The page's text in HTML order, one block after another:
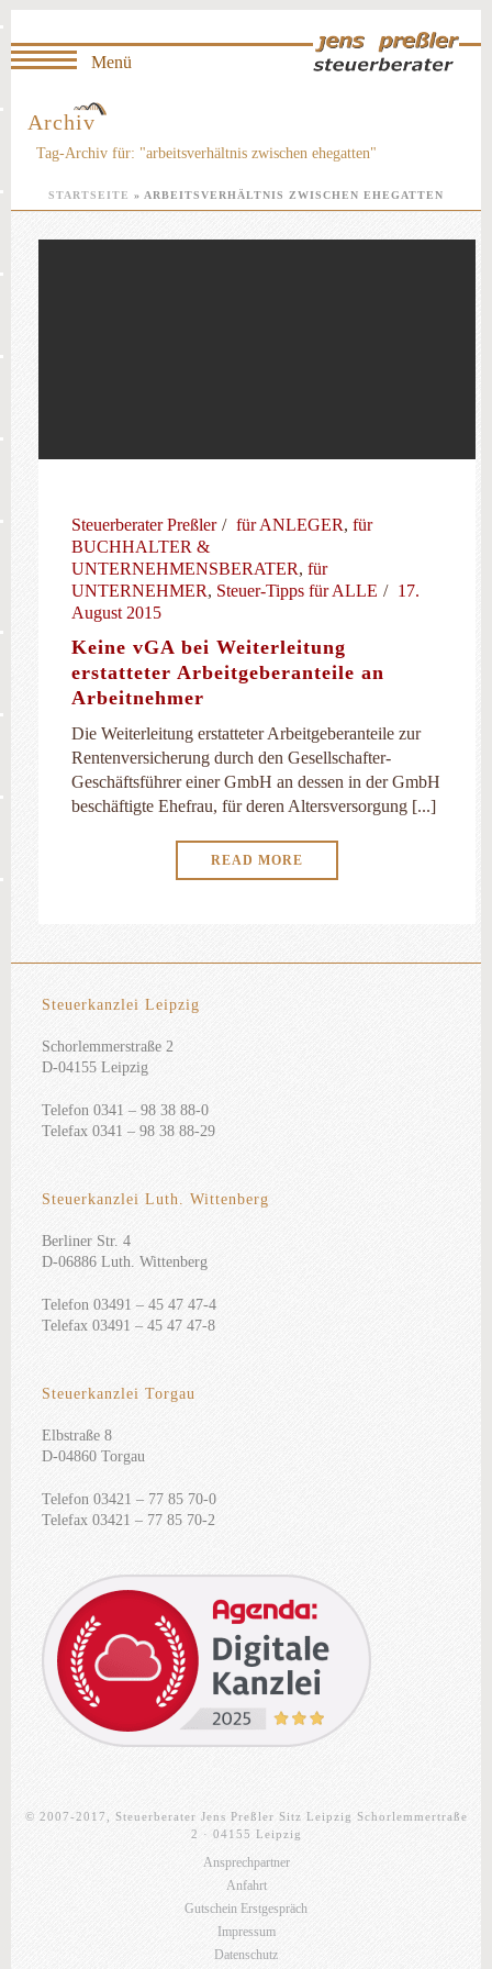
Archiv
Tag-Archiv für: "arbeitsverhältnis zwischen ehegatten"
STARTSEITE » ARBEITSVERHÄLTNIS ZWISCHEN EHEGATTEN
Steuerberater Preßler für ANLEGER, für
BUCHHALTER &
UNTERNEHMENSBERATER, für
UNTERNEHMER, Steuer-Tipps für ALLE
17.
August 2015
Keine vGA bei Weiterleitung
erstatteter Arbeitgeberanteile an
Arbeitnehmer
Die Weiterleitung erstatteter Arbeitgeberanteile zur
Rentenversicherung durch den Gesellschafter-
Geschäftsführer einer GmbH an dessen in der GmbH
beschäftigte Ehefrau, für deren Altersversorgung [...]
READ MORE
Steuerkanzlei Leipzig
Schorlemmerstraße 2
D-04155 Leipzig
Telefon 0341 – 98 38 88-0
Telefax 0341 – 98 38 88-29
Steuerkanzlei Luth. Wittenberg
Berliner Str. 4
D-06886 Luth. Wittenberg
Telefon 03491 – 45 47 47-4
Telefax 03491 – 45 47 47-8
Steuerkanzlei Torgau
Elbstraße 8
D-04860 Torgau
Telefon 03421 – 77 85 70-0
Telefax 03421 – 77 85 70-2
© 2007-2017, Steuerberater Jens Preßler Sitz Leipzig Schorlemmertraße
2 · 04155 Leipzig
Ansprechpartner
Anfahrt
Gutschein Erstgespräch
Impressum
Datenschutz